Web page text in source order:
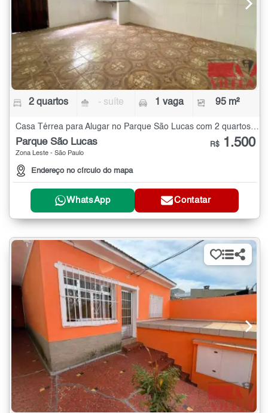
2 quartos - suíte 1 vaga 95 m²
Parque São Lucas
Zona Leste - São Paulo
Endereço no círculo do mapa
R$ 1.500
WhatsApp Contatar